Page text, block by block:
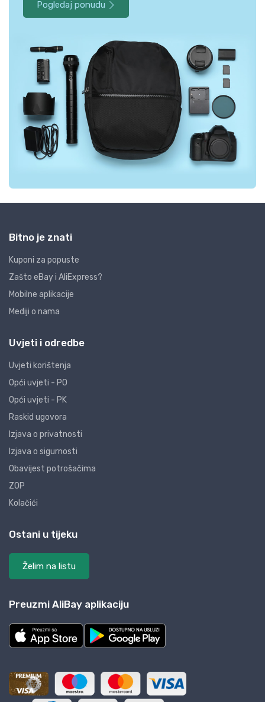
Pogledaj ponudu
Bitno je znati
Kuponi za popuste
Zašto eBay i AliExpress?
Mobilne aplikacije
Mediji o nama
Uvjeti i odredbe
Uvjeti korištenja
Opći uvjeti - PO
Opći uvjeti - PK
Raskid ugovora
Izjava o privatnosti
Izjava o sigurnosti
Obavijest potrošačima
ZOP
Kolačići
Ostani u tijeku
Želim na listu
Preuzmi AliBay aplikaciju